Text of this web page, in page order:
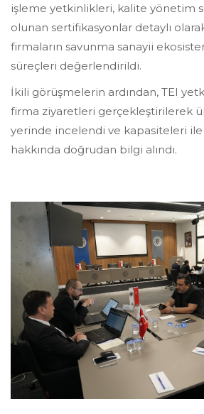
işleme yetkinlikleri, kalite yönetim
olunan sertifikasyonlar detaylı
firmaların savunma sanayii
süreçleri değerlendirildi.
İkili görüşmelerin ardından, TEI
firma ziyaretleri gerçekleştirilerek
yerinde incelendi ve kapasiteleri
hakkında doğrudan bilgi alındı.